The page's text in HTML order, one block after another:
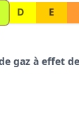
D E
gaz à effet